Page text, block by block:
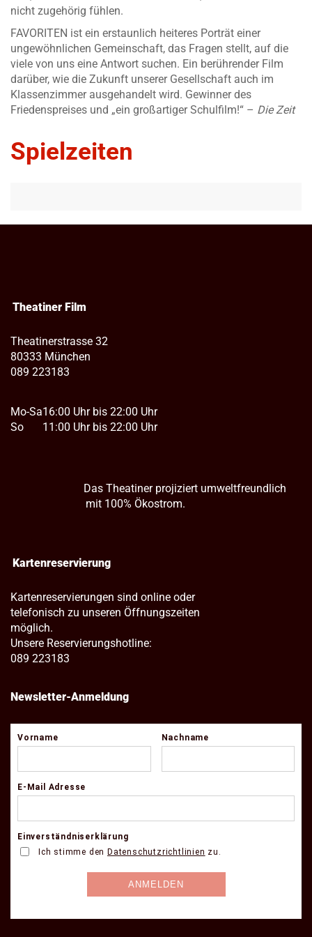
nicht zugehörig fühlen.
FAVORITEN ist ein erstaunlich heiteres Porträt einer
ungewöhnlichen Gemeinschaft, das Fragen stellt, auf die
viele von uns eine Antwort suchen. Ein berührender Film
darüber, wie die Zukunft unserer Gesellschaft auch im
Klassenzimmer ausgehandelt wird. Gewinner des
Friedenspreises und „ein großartiger Schulfilm!“ – Die Zeit
Spielzeiten
Theatiner Film
Theatinerstrasse 32
80333 München
089 223183
Mo-Sa
So
16:00 Uhr bis 22:00 Uhr
11:00 Uhr bis 22:00 Uhr
Das Theatiner projiziert umweltfreundlich
mit 100% Ökostrom.
Kartenreservierung
Kartenreservierungen sind online oder
telefonisch zu unseren Öffnungszeiten
möglich.
Unsere Reservierungshotline:
089 223183
Newsletter-Anmeldung